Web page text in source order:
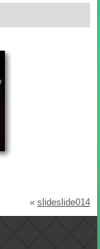
« slideslide014